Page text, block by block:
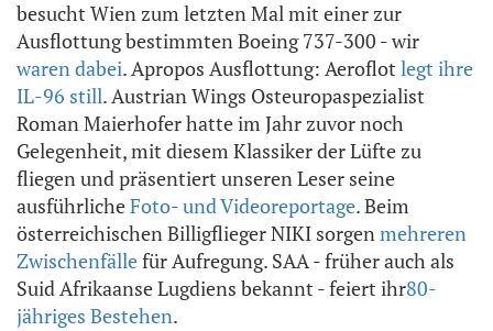
besucht Wien zum letzten Mal mit einer zur
Ausflottung bestimmten Boeing 737-300 - wir
waren dabei. Apropos Ausflottung: Aeroflot legt ihre
IL-96 still. Austrian Wings Osteuropaspezialist
Roman Maierhofer hatte im Jahr zuvor noch
Gelegenheit, mit diesem Klassiker der Lüfte zu
fliegen und präsentiert unseren Leser seine
ausführlicheFoto- und Videoreportage. Beim
österreichischen Billigflieger NIKI sorgenmehreren
Zwischenfällefür Aufregung. SAA - früher auch als
Suid Afrikaanse Lugdiens bekannt - feiert ihr80-
jähriges Bestehen.